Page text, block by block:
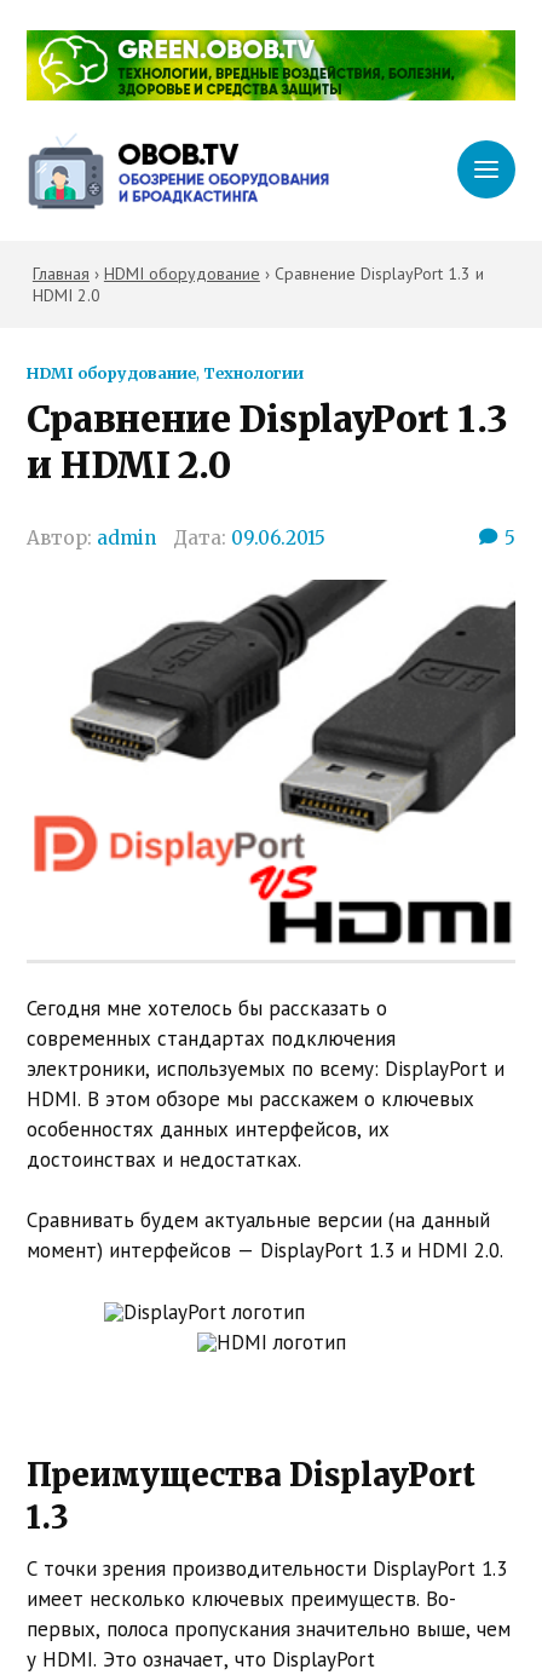
Главная › HDMI оборудование › Сравнение DisplayPort 1.3 и
HDMI 2.0
HDMI оборудование, Технологии
Сравнение DisplayPort 1.3
и HDMI 2.0
Автор: admin Дата: 09.06.2015 5
Сегодня мне хотелось бы рассказать о
современных стандартах подключения
электроники, используемых по всему: DisplayPort и
HDMI. В этом обзоре мы расскажем о ключевых
особенностях данных интерфейсов, их
достоинствах и недостатках.
Сравнивать будем актуальные версии (на данный
момент) интерфейсов — DisplayPort 1.3 и HDMI 2.0.
Преимущества DisplayPort
1.3
С точки зрения производительности DisplayPort 1.3
имеет несколько ключевых преимуществ. Во-
первых, полоса пропускания значительно выше, чем
у HDMI. Это означает, что DisplayPort